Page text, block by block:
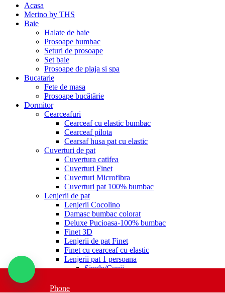
Acasa
Merino by THS
Baie
Halate de baie
Prosoape bumbac
Seturi de prosoape
Set baie
Prosoape de plaja si spa
Bucatarie
Fete de masa
Prosoape bucătărie
Dormitor
Cearceafuri
Cearceaf cu elastic bumbac
Cearceaf pilota
Cearsaf husa pat cu elastic
Cuverturi de pat
Cuvertura catifea
Cuverturi Finet
Cuverturi Microfibra
Cuverturi pat 100% bumbac
Lenjerii de pat
Lenjerii Cocolino
Damasc bumbac colorat
Deluxe Pucioasa-100% bumbac
Finet 3D
Lenjerii de pat Finet
Finet cu cearceaf cu elastic
Lenjerii pat 1 persoana
Single/Copii
Lenjerii de pat cu elastic
Phone